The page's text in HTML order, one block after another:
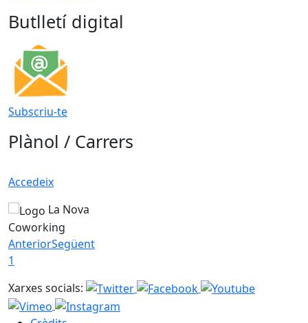
Butlletí digital
Subscriu-te
Plànol / Carrers
Accedeix
La Nova
Coworking
AnteriorSegüent
1
Xarxes socials: